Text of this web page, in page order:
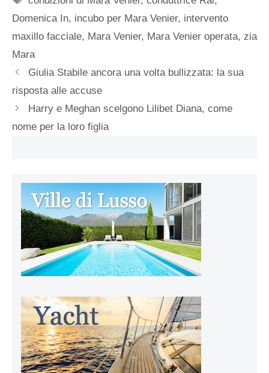
Domenica In, incubo per Mara Venier, intervento
maxillo facciale, Mara Venier, Mara Venier operata, zia
Mara
Giulia Stabile ancora una volta bullizzata: la sua
risposta alle accuse
Harry e Meghan scelgono Lilibet Diana, come
nome per la loro figlia